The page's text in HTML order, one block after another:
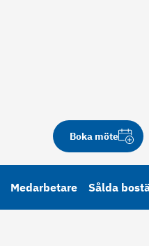
Medarbetare Sålda
Boka möte